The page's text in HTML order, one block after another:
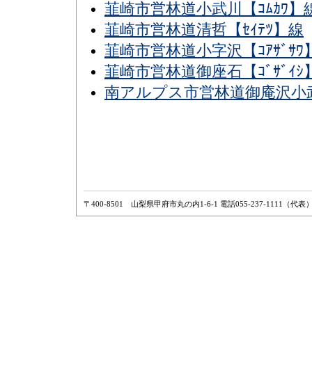
韮崎市営林道小武川【ｺﾑｶﾜ】
韮崎市営林道清哲【ｾｲﾃﾂ】線
韮崎市営林道小字沢【ｺｱｻﾞｻﾜ
韮崎市営林道御座石【ｺﾞｻﾞｲｼ
南アルプス市営林道御庵沢小
〒400-8501 山梨県甲府市丸の内1-6-1 電話055-237-1111（代表